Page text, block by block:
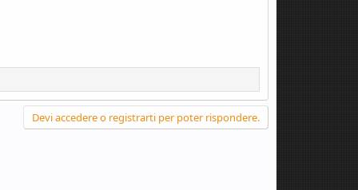
Devi accedere o registrarti per poter rispondere.